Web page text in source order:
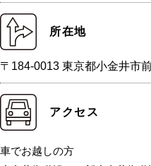
所在地
〒184-0013 東京都小金井市
アクセス
車でお越しの方